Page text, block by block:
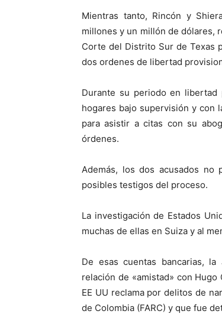
Mientras tanto, Rincón y
millones y un millón de dólares,
Corte del Distrito Sur de Texas
dos ordenes de libertad
Durante su periodo en libertad
hogares bajo supervisión y con
para asistir a citas con su
órdenes.
Además, los dos acusados
posibles testigos del proceso.
La investigación de Estados
muchas de ellas en Suiza y al
De esas cuentas bancarias,
relación de «amistad» con
EE UU reclama por delitos de
de Colombia (FARC) y que fue